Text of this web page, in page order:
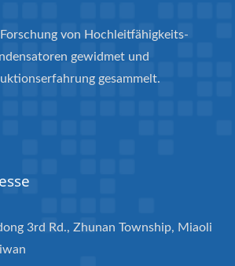
von Hochleitfähigkeits-
gewidmet und
gesammelt.
3rd Rd., Zhunan Township, Miaoli